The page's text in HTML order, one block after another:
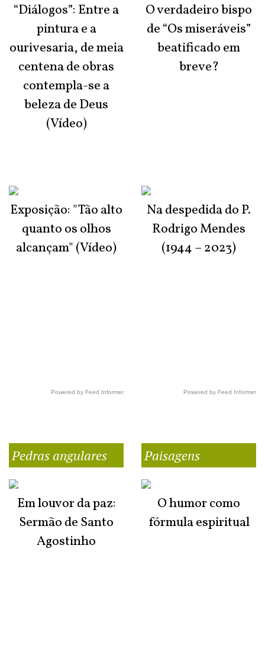
“Diálogos”: Entre a
pintura e a
ourivesaria, de meia
centena de obras
contempla-se a
beleza de Deus
(Vídeo)
Exposição: "Tão alto
quanto os olhos
alcançam" (Vídeo)
Powered by Feed Informer
O verdadeiro bispo
de “Os miseráveis”
beatificado em
breve?
Na despedida do P.
Rodrigo Mendes
(1944 – 2023)
Powered by Feed Informer
Pedras angulares
Em louvor da paz:
Sermão de Santo
Agostinho
Paisagens
O humor como
fórmula espiritual